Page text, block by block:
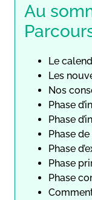
Au
Le
Les
Nos
Phase
Phase
Phase
Phase
Phase
Phase